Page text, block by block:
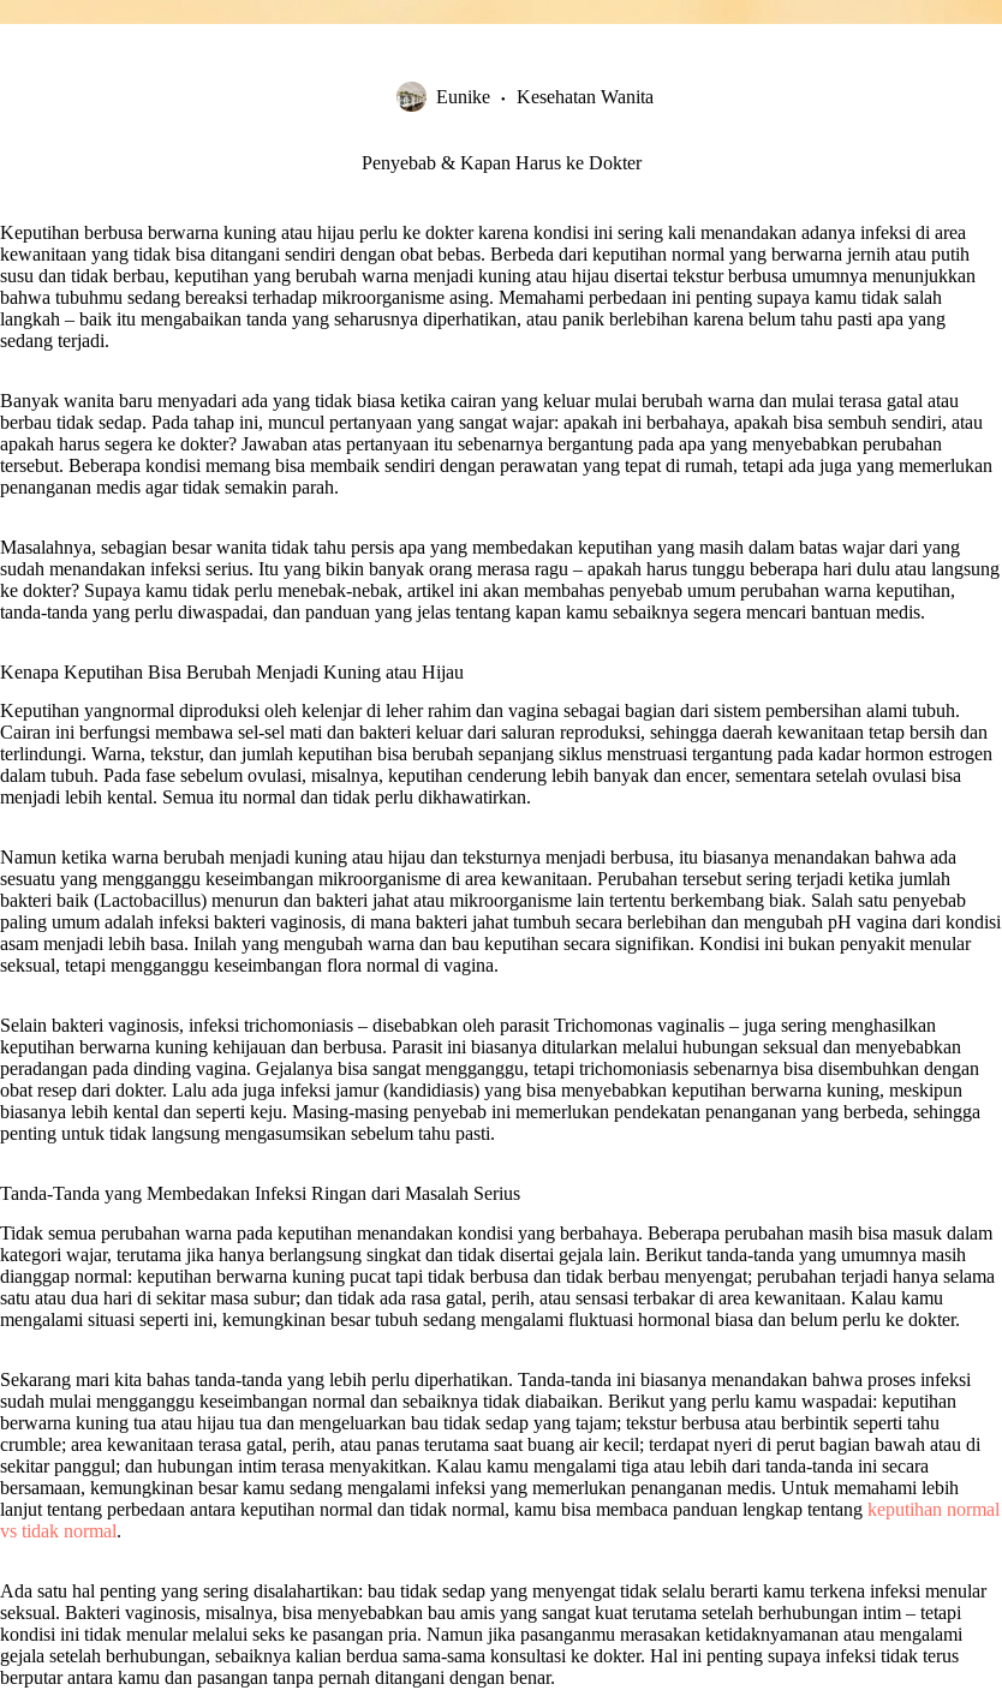
Eunike Kesehatan Wanita
Penyebab & Kapan Harus ke Dokter
Keputihan berbusa berwarna kuning atau hijau perlu ke dokter karena kondisi ini sering kali menandakan adanya infeksi di area
kewanitaan yang tidak bisa ditangani sendiri dengan obat bebas. Berbeda dari keputihan normal yang berwarna jernih atau putih
susu dan tidak berbau, keputihan yang berubah warna menjadi kuning atau hijau disertai tekstur berbusa umumnya menunjukkan
bahwa tubuhmu sedang bereaksi terhadap mikroorganisme asing. Memahami perbedaan ini penting supaya kamu tidak salah
langkah – baik itu mengabaikan tanda yang seharusnya diperhatikan, atau panik berlebihan karena belum tahu pasti apa yang
sedang terjadi.
Banyak wanita baru menyadari ada yang tidak biasa ketika cairan yang keluar mulai berubah warna dan mulai terasa gatal atau
berbau tidak sedap. Pada tahap ini, muncul pertanyaan yang sangat wajar: apakah ini berbahaya, apakah bisa sembuh sendiri, atau
apakah harus segera ke dokter? Jawaban atas pertanyaan itu sebenarnya bergantung pada apa yang menyebabkan perubahan
tersebut. Beberapa kondisi memang bisa membaik sendiri dengan perawatan yang tepat di rumah, tetapi ada juga yang memerlukan
penanganan medis agar tidak semakin parah.
Masalahnya, sebagian besar wanita tidak tahu persis apa yang membedakan keputihan yang masih dalam batas wajar dari yang
sudah menandakan infeksi serius. Itu yang bikin banyak orang merasa ragu – apakah harus tunggu beberapa hari dulu atau langsung
ke dokter? Supaya kamu tidak perlu menebak-nebak, artikel ini akan membahas penyebab umum perubahan warna keputihan,
tanda-tanda yang perlu diwaspadai, dan panduan yang jelas tentang kapan kamu sebaiknya segera mencari bantuan medis.
Kenapa Keputihan Bisa Berubah Menjadi Kuning atau Hijau
Keputihan yangnormal diproduksi oleh kelenjar di leher rahim dan vagina sebagai bagian dari sistem pembersihan alami tubuh.
Cairan ini berfungsi membawa sel-sel mati dan bakteri keluar dari saluran reproduksi, sehingga daerah kewanitaan tetap bersih dan
terlindungi. Warna, tekstur, dan jumlah keputihan bisa berubah sepanjang siklus menstruasi tergantung pada kadar hormon estrogen
dalam tubuh. Pada fase sebelum ovulasi, misalnya, keputihan cenderung lebih banyak dan encer, sementara setelah ovulasi bisa
menjadi lebih kental. Semua itu normal dan tidak perlu dikhawatirkan.
Namun ketika warna berubah menjadi kuning atau hijau dan teksturnya menjadi berbusa, itu biasanya menandakan bahwa ada
sesuatu yang mengganggu keseimbangan mikroorganisme di area kewanitaan. Perubahan tersebut sering terjadi ketika jumlah
bakteri baik (Lactobacillus) menurun dan bakteri jahat atau mikroorganisme lain tertentu berkembang biak. Salah satu penyebab
paling umum adalah infeksi bakteri vaginosis, di mana bakteri jahat tumbuh secara berlebihan dan mengubah pH vagina dari kondisi
asam menjadi lebih basa. Inilah yang mengubah warna dan bau keputihan secara signifikan. Kondisi ini bukan penyakit menular
seksual, tetapi mengganggu keseimbangan flora normal di vagina.
Selain bakteri vaginosis, infeksi trichomoniasis – disebabkan oleh parasit Trichomonas vaginalis – juga sering menghasilkan
keputihan berwarna kuning kehijauan dan berbusa. Parasit ini biasanya ditularkan melalui hubungan seksual dan menyebabkan
peradangan pada dinding vagina. Gejalanya bisa sangat mengganggu, tetapi trichomoniasis sebenarnya bisa disembuhkan dengan
obat resep dari dokter. Lalu ada juga infeksi jamur (kandidiasis) yang bisa menyebabkan keputihan berwarna kuning, meskipun
biasanya lebih kental dan seperti keju. Masing-masing penyebab ini memerlukan pendekatan penanganan yang berbeda, sehingga
penting untuk tidak langsung mengasumsikan sebelum tahu pasti.
Tanda-Tanda yang Membedakan Infeksi Ringan dari Masalah Serius
Tidak semua perubahan warna pada keputihan menandakan kondisi yang berbahaya. Beberapa perubahan masih bisa masuk dalam
kategori wajar, terutama jika hanya berlangsung singkat dan tidak disertai gejala lain. Berikut tanda-tanda yang umumnya masih
dianggap normal: keputihan berwarna kuning pucat tapi tidak berbusa dan tidak berbau menyengat; perubahan terjadi hanya selama
satu atau dua hari di sekitar masa subur; dan tidak ada rasa gatal, perih, atau sensasi terbakar di area kewanitaan. Kalau kamu
mengalami situasi seperti ini, kemungkinan besar tubuh sedang mengalami fluktuasi hormonal biasa dan belum perlu ke dokter.
Sekarang mari kita bahas tanda-tanda yang lebih perlu diperhatikan. Tanda-tanda ini biasanya menandakan bahwa proses infeksi
sudah mulai mengganggu keseimbangan normal dan sebaiknya tidak diabaikan. Berikut yang perlu kamu waspadai: keputihan
berwarna kuning tua atau hijau tua dan mengeluarkan bau tidak sedap yang tajam; tekstur berbusa atau berbintik seperti tahu
crumble; area kewanitaan terasa gatal, perih, atau panas terutama saat buang air kecil; terdapat nyeri di perut bagian bawah atau di
sekitar panggul; dan hubungan intim terasa menyakitkan. Kalau kamu mengalami tiga atau lebih dari tanda-tanda ini secara
bersamaan, kemungkinan besar kamu sedang mengalami infeksi yang memerlukan penanganan medis. Untuk memahami lebih
lanjut tentang perbedaan antara keputihan normal dan tidak normal, kamu bisa membaca panduan lengkap tentang keputihan normal
vs tidak normal.
Ada satu hal penting yang sering disalahartikan: bau tidak sedap yang menyengat tidak selalu berarti kamu terkena infeksi menular
seksual. Bakteri vaginosis, misalnya, bisa menyebabkan bau amis yang sangat kuat terutama setelah berhubungan intim – tetapi
kondisi ini tidak menular melalui seks ke pasangan pria. Namun jika pasanganmu merasakan ketidaknyamanan atau mengalami
gejala setelah berhubungan, sebaiknya kalian berdua sama-sama konsultasi ke dokter. Hal ini penting supaya infeksi tidak terus
berputar antara kamu dan pasangan tanpa pernah ditangani dengan benar.